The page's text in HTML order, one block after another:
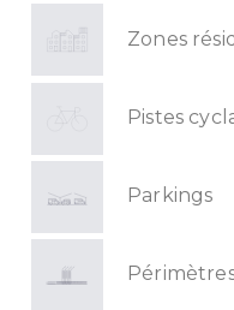
Zones
Pistes
Parkings